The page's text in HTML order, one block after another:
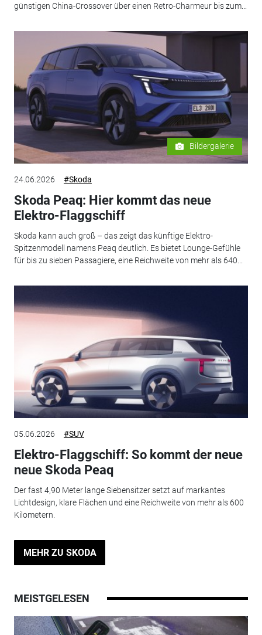
günstigen China-Crossover über einen Retro-Charmeur bis zum...
Bildergalerie
24.06.2026 #Skoda
Skoda Peaq: Hier kommt das neue
Elektro-Flaggschiff
Skoda kann auch groß – das zeigt das künftige Elektro-
Spitzenmodell namens Peaq deutlich. Es bietet Lounge-Gefühle
für bis zu sieben Passagiere, eine Reichweite von mehr als 640...
05.06.2026 #SUV
Elektro-Flaggschiff: So kommt der neue
neue Skoda Peaq
Der fast 4,90 Meter lange Siebensitzer setzt auf markantes
Lichtdesign, klare Flächen und eine Reichweite von mehr als 600
Kilometern.
MEHR ZU SKODA
MEISTGELESEN